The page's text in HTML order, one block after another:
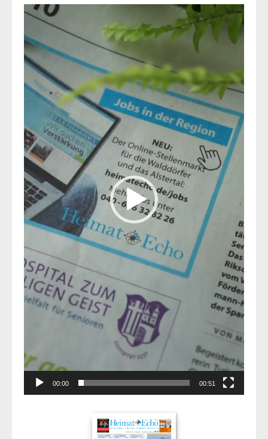
Player
00:00 00:51